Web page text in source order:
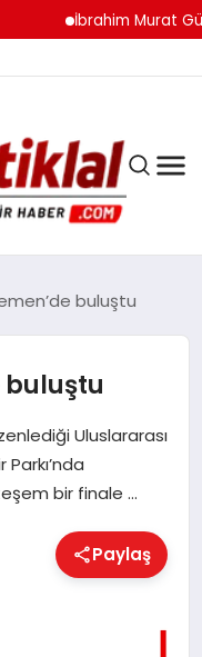
İbrahim Murat
buluştu
buluştu
Uluslararası
bir finale …
Paylaş